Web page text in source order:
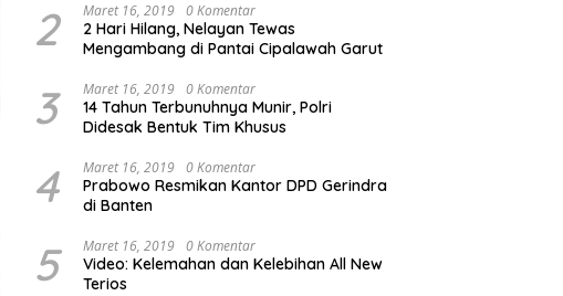
2 Maret 16, 2019 0 Komentar
2 Hari Hilang, Nelayan Tewas
Mengambang di Pantai Cipalawah Garut
3 Maret 16, 2019 0 Komentar
14 Tahun Terbunuhnya Munir, Polri
Didesak Bentuk Tim Khusus
4 Maret 16, 2019 0 Komentar
Prabowo Resmikan Kantor DPD Gerindra
di Banten
5 Maret 16, 2019 0 Komentar
Video: Kelemahan dan Kelebihan All New
Terios